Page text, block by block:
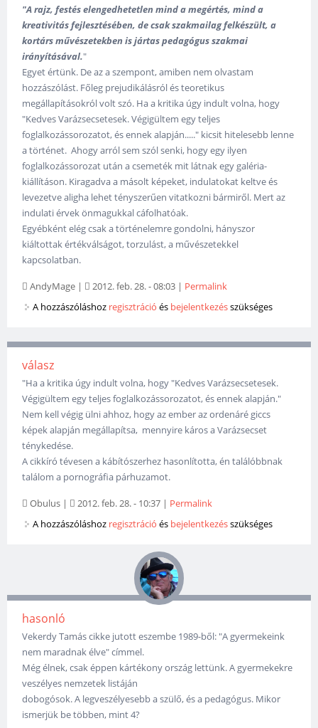
"A rajz, festés elengedhetetlen mind a megértés, mind a
kreativitás fejlesztésében, de csak szakmailag felkészült, a
kortárs művészetekben is jártas pedagógus szakmai
irányításával."
Egyet értünk. De az a szempont, amiben nem olvastam
hozzászólást. Főleg prejudikálásról és teoretikus
megállapításokról volt szó. Ha a kritika úgy indult volna, hogy
"Kedves Varázsecsetesek. Végigültem egy teljes
foglalkozássorozatot, és ennek alapján....." kicsit hitelesebb lenne
a történet. Ahogy arról sem szól senki, hogy egy ilyen
foglalkozássorozat után a csemeték mit látnak egy galéria-
kiállításon. Kiragadva a másolt képeket, indulatokat keltve és
levezetve aligha lehet tényszerűen vitatkozni bármiről. Mert az
indulati érvek önmagukkal cáfolhatóak.
Egyébként elég csak a történelemre gondolni, hányszor
kiáltottak értékválságot, torzulást, a művészetekkel
kapcsolatban.
AndyMage | 2012. feb. 28. - 08:03 | Permalink
A hozzászóláshoz regisztráció és bejelentkezésszükséges
válasz
"Ha a kritika úgy indult volna, hogy "Kedves Varázsecsetesek.
Végigültem egy teljes foglalkozássorozatot, és ennek alapján."
Nem kell végig ülni ahhoz, hogy az ember az ordenáré giccs
képek alapján megállapítsa, mennyire káros a Varázsecset
ténykedése.
A cikkíró tévesen a kábítószerhez hasonlította, én találóbbnak
találom a pornográfia párhuzamot.
Obulus | 2012. feb. 28. - 10:37 | Permalink
A hozzászóláshoz regisztráció és bejelentkezésszükséges
hasonló
Vekerdy Tamás cikke jutott eszembe 1989-ből: "A gyermekeink
nem maradnak élve" címmel.
Még élnek, csak éppen kártékony ország lettünk. A gyermekekre
veszélyes nemzetek listáján
dobogósok. A legveszélyesebb a szülő, és a pedagógus. Mikor
ismerjük be többen, mint 4?